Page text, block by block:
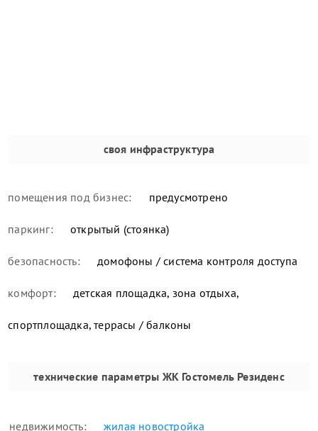
своя инфраструктура
помещения под бизнес: предусмотрено
паркинг: открытый (стоянка)
безопасность: домофоны / система контроля доступа
комфорт: детская площадка, зона отдыха,
спортплощадка, террасы / балконы
технические параметры ЖК Гостомель Резиденс
недвижимость: жилая новостройка